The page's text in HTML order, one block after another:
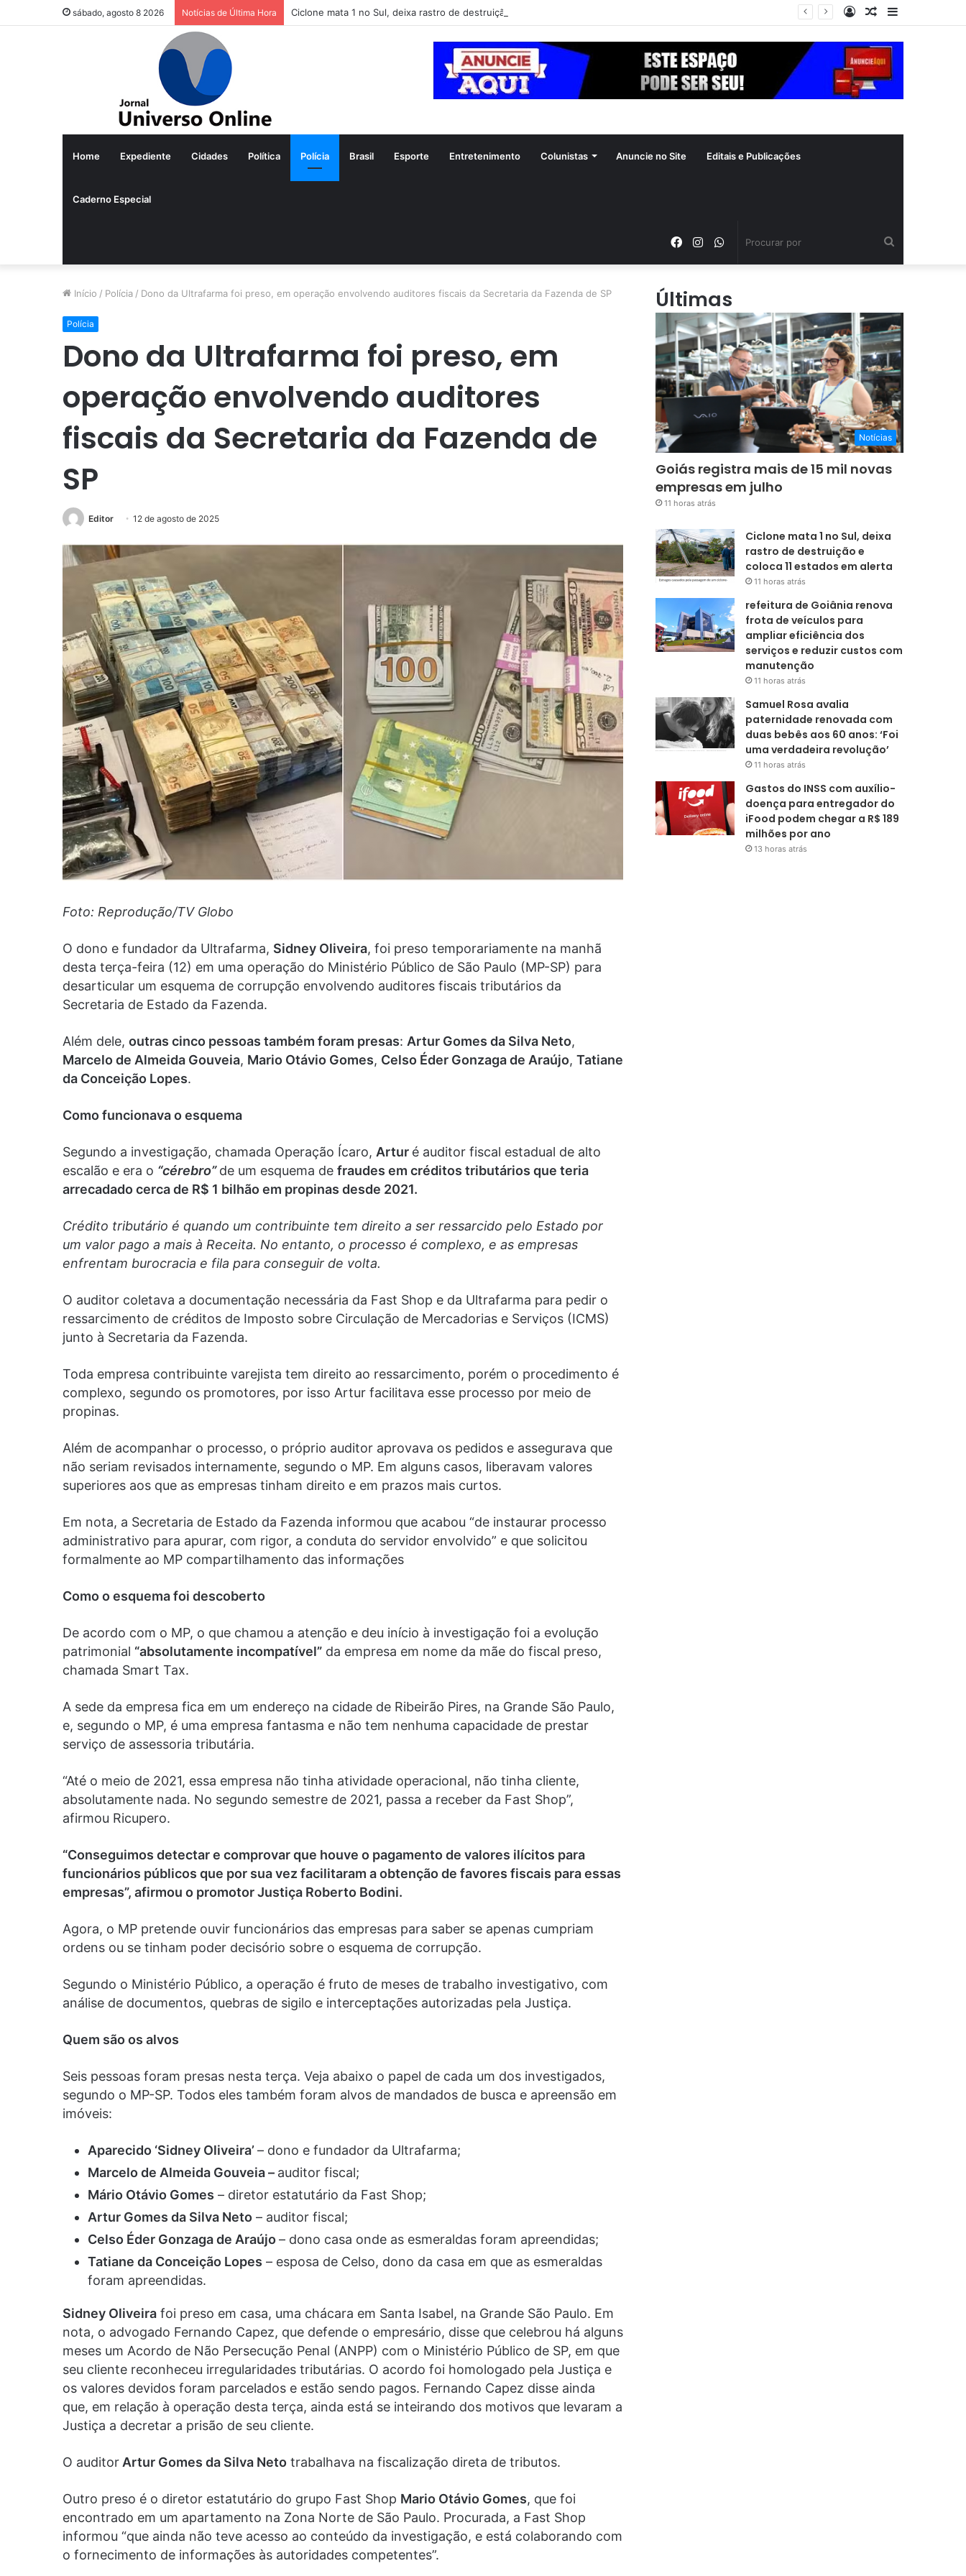
sábado, agosto 8 2026 Notícias de Última Hora Ciclone mata 1 no Sul, deixa rastro de destruição e coloca 11 estados em alerta
Barra
Artigo
Entrar
Home Expediente Cidades Política Polícia Brasil Esporte Entretenimento Colunistas Anuncie no Site Editais e Publicações
Caderno Especial
WhatsApp
Instagram
Facebook
Início / Polícia / Dono da Ultrafarma foi preso, em operação envolvendo auditores fiscais da Secretaria da Fazenda de SP
Polícia
Dono da Ultrafarma foi preso, em
operação envolvendo auditores
fiscais da Secretaria da Fazenda de
SP
Editor 12 de agosto de 2025
Foto: Reprodução/TV Globo
O dono e fundador da Ultrafarma, Sidney Oliveira, foi preso temporariamente na manhã
desta terça-feira (12) em uma operação do Ministério Público de São Paulo (MP-SP) para
desarticular um esquema de corrupção envolvendo auditores fiscais tributários da
Secretaria de Estado da Fazenda.
Além dele, outras cinco pessoas também foram presas: Artur Gomes da Silva Neto,
Marcelo de Almeida Gouveia, Mario Otávio Gomes, Celso Éder Gonzaga de Araújo, Tatiane
da Conceição Lopes.
Como funcionava o esquema
Segundo a investigação, chamada Operação Ícaro, Artur é auditor fiscal estadual de alto
escalão e era o “cérebro”de um esquema de fraudes em créditos tributários que teria
arrecadado cerca de R$ 1 bilhão em propinas desde 2021.
Crédito tributário é quando um contribuinte tem direito a ser ressarcido pelo Estado por
um valor pago a mais à Receita. No entanto, o processo é complexo, e as empresas
enfrentam burocracia e fila para conseguir de volta.
O auditor coletava a documentação necessária da Fast Shop e da Ultrafarma para pedir o
ressarcimento de créditos de Imposto sobre Circulação de Mercadorias e Serviços (ICMS)
junto à Secretaria da Fazenda.
Toda empresa contribuinte varejista tem direito ao ressarcimento, porém o procedimento é
complexo, segundo os promotores, por isso Artur facilitava esse processo por meio de
propinas.
Além de acompanhar o processo, o próprio auditor aprovava os pedidos e assegurava que
não seriam revisados internamente, segundo o MP. Em alguns casos, liberavam valores
superiores aos que as empresas tinham direito e em prazos mais curtos.
Em nota, a Secretaria de Estado da Fazenda informou que acabou “de instaurar processo
administrativo para apurar, com rigor, a conduta do servidor envolvido” e que solicitou
formalmente ao MP compartilhamento das informações
Como o esquema foi descoberto
De acordo com o MP, o que chamou a atenção e deu início à investigação foi a evolução
patrimonial “absolutamente incompatível” da empresa em nome da mãe do fiscal preso,
chamada Smart Tax.
A sede da empresa fica em um endereço na cidade de Ribeirão Pires, na Grande São Paulo,
e, segundo o MP, é uma empresa fantasma e não tem nenhuma capacidade de prestar
serviço de assessoria tributária.
“Até o meio de 2021, essa empresa não tinha atividade operacional, não tinha cliente,
absolutamente nada. No segundo semestre de 2021, passa a receber da Fast Shop”,
afirmou Ricupero.
“Conseguimos detectar e comprovar que houve o pagamento de valores ilícitos para
funcionários públicos que por sua vez facilitaram a obtenção de favores fiscais para essas
empresas”, afirmou o promotor Justiça Roberto Bodini.
Agora, o MP pretende ouvir funcionários das empresas para saber se apenas cumpriam
ordens ou se tinham poder decisório sobre o esquema de corrupção.
Segundo o Ministério Público, a operação é fruto de meses de trabalho investigativo, com
análise de documentos, quebras de sigilo e interceptações autorizadas pela Justiça.
Quem são os alvos
Seis pessoas foram presas nesta terça. Veja abaixo o papel de cada um dos investigados,
segundo o MP-SP. Todos eles também foram alvos de mandados de busca e apreensão em
imóveis:
Aparecido ‘Sidney Oliveira’– dono e fundador da Ultrafarma;
Marcelo de Almeida Gouveia – auditor fiscal;
Mário Otávio Gomes – diretor estatutário da Fast Shop;
Artur Gomes da Silva Neto – auditor fiscal;
Celso Éder Gonzaga de Araújo – dono casa onde as esmeraldas foram apreendidas;
Tatiane da Conceição Lopes – esposa de Celso, dono da casa em que as esmeraldas
foram apreendidas.
Sidney Oliveira foi preso em casa, uma chácara em Santa Isabel, na Grande São Paulo. Em
nota, o advogado Fernando Capez, que defende o empresário, disse que celebrou há alguns
meses um Acordo de Não Persecução Penal (ANPP) com o Ministério Público de SP, em que
seu cliente reconheceu irregularidades tributárias. O acordo foi homologado pela Justiça e
os valores devidos foram parcelados e estão sendo pagos. Fernando Capez disse ainda
que, em relação à operação desta terça, ainda está se inteirando dos motivos que levaram a
Justiça a decretar a prisão de seu cliente.
O auditor Artur Gomes da Silva Neto trabalhava na fiscalização direta de tributos.
Outro preso é o diretor estatutário do grupo Fast Shop Mario Otávio Gomes, que foi
encontrado em um apartamento na Zona Norte de São Paulo. Procurada, a Fast Shop
informou “que ainda não teve acesso ao conteúdo da investigação, e está colaborando com
o fornecimento de informações às autoridades competentes”.
Últimas
Notícias
Goiás registra mais de 15 mil novas
empresas em julho
11 horas atrás
Ciclone mata 1 no Sul, deixa
rastro de destruição e
coloca 11 estados em alerta
11 horas atrás
refeitura de Goiânia renova
frota de veículos para
ampliar eficiência dos
serviços e reduzir custos com
manutenção
11 horas atrás
Samuel Rosa avalia
paternidade renovada com
duas bebês aos 60 anos: ‘Foi
uma verdadeira revolução’
11 horas atrás
Gastos do INSS com auxílio-
doença para entregador do
iFood podem chegar a R$ 189
milhões por ano
13 horas atrás